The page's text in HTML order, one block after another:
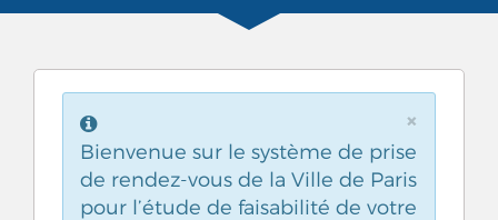
×
Bienvenue sur le système de prise
de rendez-vous de la Ville de Paris
pour l’étude de faisabilité de votre